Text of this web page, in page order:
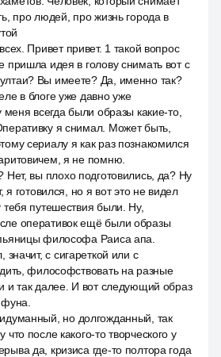
про людей, про жизнь города в
Привет привет. 1 такой вопрос
пришла идея в голову снимать вот с
Вы имеете? Да, именно так?
в блоге уже давно уже
всегда были образы какие-то,
я снимал. Может быть,
сериалу я как раз познакомился
я не помню.
Нет, вы плохо подготовились, да? Ну
я готовился, но я вот это не видел
путешествия были. Ну,
оперативок ещё были образы
философа Раиса апа.
с сигареткой или с
философствовать на разные
и так далее. И вот следующий образ
но долгожданный, так
что после какого-то творческого у
да, кризиса где-то полтора года